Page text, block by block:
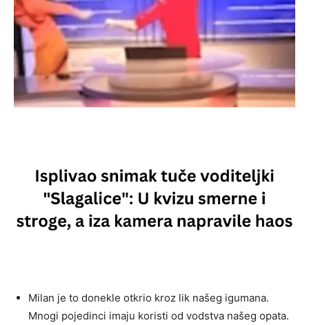
Milan je to donekle otkrio kroz lik našeg igumana.
Mnogi pojedinci imaju koristi od vodstva našeg opata.